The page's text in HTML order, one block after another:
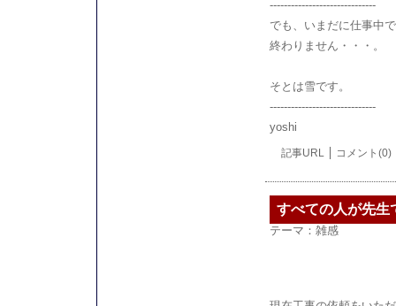
------------------------------
でも、いまだに仕事中
終わりません・・・。
そとは雪です。
------------------------------
yoshi
記事URL コメント(0)
すべての人が先生
テーマ： 雑感